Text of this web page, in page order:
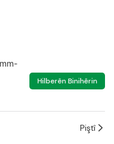
Hilberên Binihêrin
Piştî